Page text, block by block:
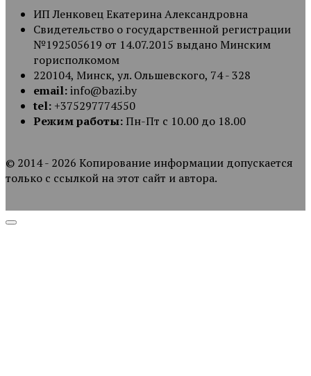
ИП Ленковец Екатерина Александровна
Свидетельство о государственной регистрации
№192505619 от 14.07.2015 выдано Минским
горисполкомом
220104, Минск, ул. Ольшевского, 74 - 328
email:info@bazi.by
tel: +375297774550
Режим работы:Пн-Пт с 10.00 до 18.00
© 2014 - 2026 Копирование информации допускается
только с ссылкой на этот сайт и автора.